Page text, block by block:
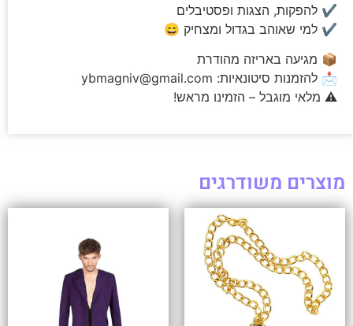
✔ להפקות, הצגות ופסטיבלים
✔ למי שאוהב בגדול ומצחיק 😄
📦 מגיעה באריזה מהודרת
📩 להזמנות סיטונאיות: ybmagniv@gmail.com
⚠️ מלאי מוגבל – הזמינו מראש!
מוצרים משודרגים